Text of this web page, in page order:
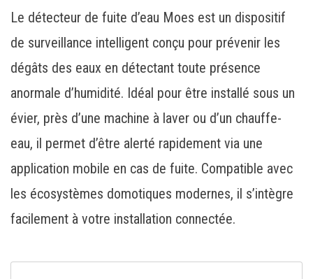
Le détecteur de fuite d’eau Moes est un dispositif
de surveillance intelligent conçu pour prévenir les
dégâts des eaux en détectant toute présence
anormale d’humidité. Idéal pour être installé sous un
évier, près d’une machine à laver ou d’un chauffe-
eau, il permet d’être alerté rapidement via une
application mobile en cas de fuite. Compatible avec
les écosystèmes domotiques modernes, il s’intègre
facilement à votre installation connectée.